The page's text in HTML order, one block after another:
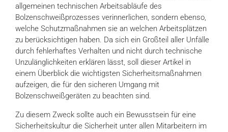
allgemeinen technischen Arbeitsabläufe des
Bolzenschweißprozesses verinnerlichen, sondern ebenso,
welche Schutzmaßnahmen sie an welchen Arbeitsplätzen
zu berücksichtigen haben. Da sich ein Großteil aller Unfälle
durch fehlerhaftes Verhalten und nicht durch technische
Unzulänglichkeiten erklären lässt, soll dieser Artikel in
einem Überblick die wichtigsten Sicherheitsmaßnahmen
aufzeigen, die für den sicheren Umgang mit
Bolzenschweißgeräten zu beachten sind.
Zu diesem Zweck sollte auch ein Bewusstsein für eine
Sicherheitskultur die Sicherheit unter allen Mitarbeitern im